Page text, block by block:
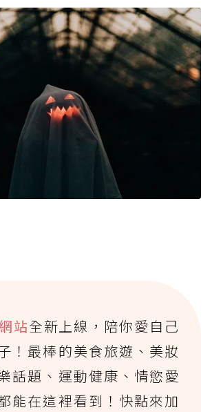
站全新上線，陪你愛自己
！最棒的美食旅遊、美妝
話題、運動健康、情慾愛
能在這裡看到！快點來加